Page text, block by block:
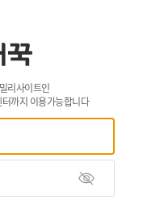
리사이트인
까지 이용가능합니다